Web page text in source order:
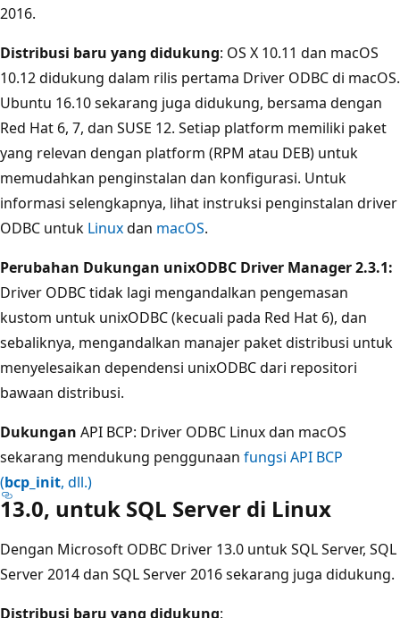
2016.
Distribusi baru yang didukung: OS X 10.11 dan macOS
10.12 didukung dalam rilis pertama Driver ODBC di macOS.
Ubuntu 16.10 sekarang juga didukung, bersama dengan
Red Hat 6, 7, dan SUSE 12. Setiap platform memiliki paket
yang relevan dengan platform (RPM atau DEB) untuk
memudahkan penginstalan dan konfigurasi. Untuk
informasi selengkapnya, lihat instruksi penginstalan driver
ODBC untuk Linuxdan macOS.
Perubahan Dukungan unixODBC Driver Manager 2.3.1:
Driver ODBC tidak lagi mengandalkan pengemasan
kustom untuk unixODBC (kecuali pada Red Hat 6), dan
sebaliknya, mengandalkan manajer paket distribusi untuk
menyelesaikan dependensi unixODBC dari repositori
bawaan distribusi.
Dukungan API BCP: Driver ODBC Linux dan macOS
sekarang mendukung penggunaan fungsi API BCP
(bcp_init, dll.)
13.0, untuk SQL Server di Linux
Dengan Microsoft ODBC Driver 13.0 untuk SQL Server, SQL
Server 2014 dan SQL Server 2016 sekarang juga didukung.
Distribusi baru yang didukung: